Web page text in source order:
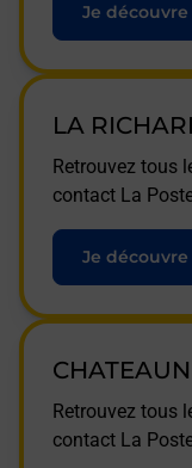
Je découvre
LA
Retrouvez tous
contact La
Je découvre
Retrouvez tous
contact La